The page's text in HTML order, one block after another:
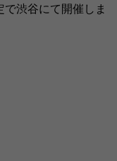
渋谷にて開催しま